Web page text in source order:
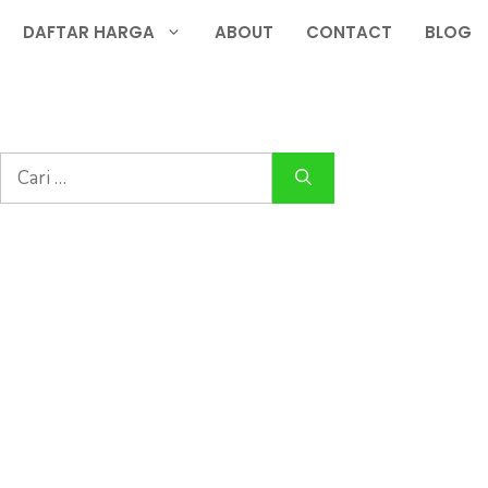
DAFTAR HARGA ABOUT CONTACT BLOG
Cari
untuk: